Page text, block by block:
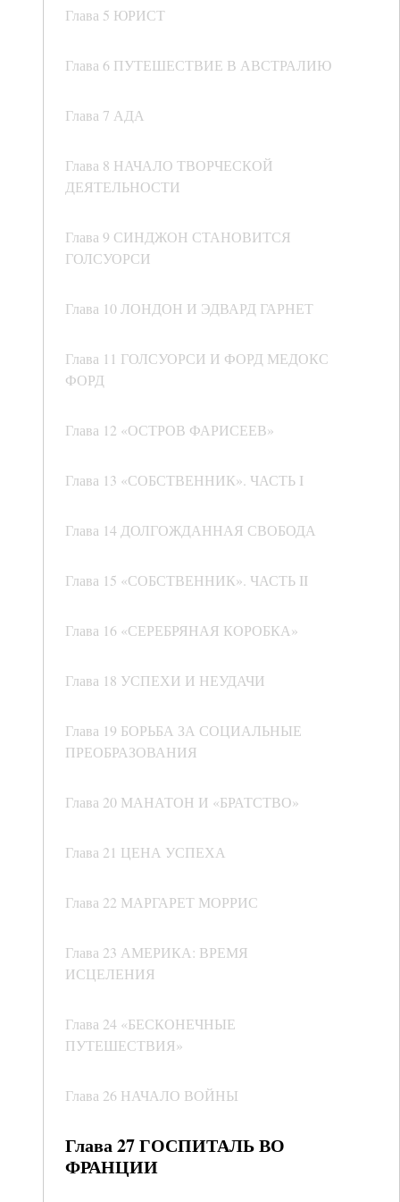
Глава 5 ЮРИСТ
Глава 6 ПУТЕШЕСТВИЕ В АВСТРАЛИЮ
Глава 7 АДА
Глава 8 НАЧАЛО ТВОРЧЕСКОЙ
ДЕЯТЕЛЬНОСТИ
Глава 9 СИНДЖОН СТАНОВИТСЯ
ГОЛСУОРСИ
Глава 10 ЛОНДОН И ЭДВАРД ГАРНЕТ
Глава 11 ГОЛСУОРСИ И ФОРД МЕДОКС
ФОРД
Глава 12 «ОСТРОВ ФАРИСЕЕВ»
Глава 13 «СОБСТВЕННИК». ЧАСТЬ I
Глава 14 ДОЛГОЖДАННАЯ СВОБОДА
Глава 15 «СОБСТВЕННИК». ЧАСТЬ II
Глава 16 «СЕРЕБРЯНАЯ КОРОБКА»
Глава 18 УСПЕХИ И НЕУДАЧИ
Глава 19 БОРЬБА ЗА СОЦИАЛЬНЫЕ
ПРЕОБРАЗОВАНИЯ
Глава 20 МАНАТОН И «БРАТСТВО»
Глава 21 ЦЕНА УСПЕХА
Глава 22 МАРГАРЕТ МОРРИС
Глава 23 АМЕРИКА: ВРЕМЯ
ИСЦЕЛЕНИЯ
Глава 24 «БЕСКОНЕЧНЫЕ
ПУТЕШЕСТВИЯ»
Глава 26 НАЧАЛО ВОЙНЫ
Глава 27 ГОСПИТАЛЬ ВО
ФРАНЦИИ